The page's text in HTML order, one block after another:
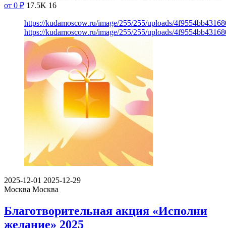
от 0 ₽ 17.5K 16
https://kudamoscow.ru/image/255/255/uploads/
https://kudamoscow.ru/image/255/255/uploads/
2025-12-01 2025-12-29
Москва Москва
Благотворительная акция «Исполни
желание» 2025